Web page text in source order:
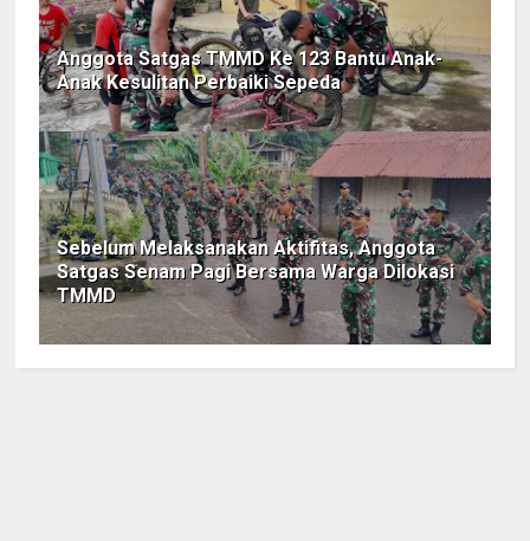
Anggota Satgas TMMD Ke 123 Bantu Anak-
Anak Kesulitan Perbaiki Sepeda
Sebelum Melaksanakan Aktifitas, Anggota
Satgas Senam Pagi Bersama Warga Dilokasi
TMMD